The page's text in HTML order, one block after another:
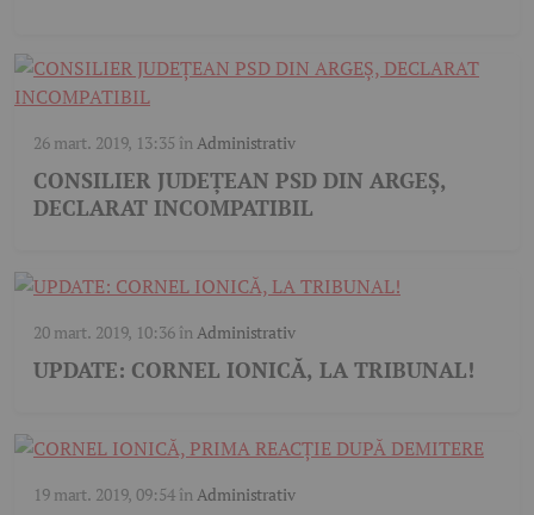
26 mart. 2019, 13:35 în Administrativ
CONSILIER JUDEȚEAN PSD DIN ARGEȘ,
DECLARAT INCOMPATIBIL
20 mart. 2019, 10:36în Administrativ
UPDATE: CORNEL IONICĂ, LA TRIBUNAL!
19 mart. 2019, 09:54în Administrativ